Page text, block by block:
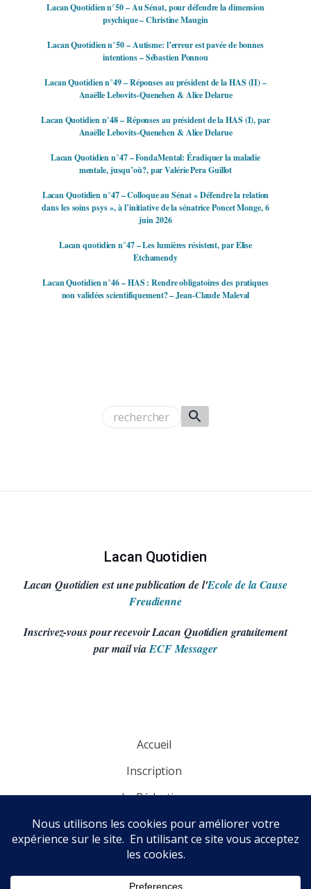
Lacan Quotidien n°50 – Au Sénat, pour défendre la dimension
psychique – Christine Maugin
Lacan Quotidien n°50 – Autisme: l’erreur est pavée de bonnes
intentions – Sébastien Ponnou
Lacan Quotidien n°49 – Réponses au président de la HAS (II) –
Anaëlle Lebovits-Quenehen & Alice Delarue
Lacan Quotidien n°48 – Réponses au président de la HAS (I), par
Anaëlle Lebovits-Quenehen & Alice Delarue
Lacan Quotidien n°47 – FondaMental: Éradiquer la maladie
mentale, jusqu’où?, par Valérie Pera Guillot
Lacan Quotidien n°47 – Colloque au Sénat « Défendre la relation
dans les soins psys », à l’initiative de la sénatrice Poncet Monge, 6
juin 2026
Lacan quotidien n°47 – Les lumières résistent, par Elise
Etchamendy
Lacan Quotidien n°46 – HAS : Rendre obligatoires des pratiques
non validées scientifiquement? – Jean-Claude Maleval
Lacan Quotidien
Lacan Quotidien est une publication de l'Ecole de la Cause
Freudienne
Inscrivez-vous pour recevoir Lacan Quotidien gratuitement
par mail viaECF Messager
Accueil
Inscription
La Rédaction
Panorama